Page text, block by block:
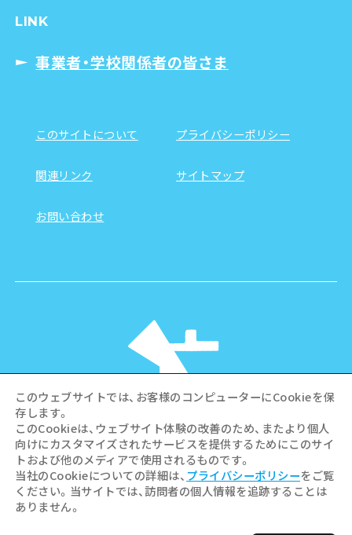
LINK
事業者・学校関係者の皆さま
このサイトについて プライバシーポリシー
関連リンク サイトマップ
お問い合わせ
©Hiroshima Tourism Association /
Hiroshima Prefecture / Hiroshima City .
All rights reserved
このウェブサイトでは、お客様のコンピューターにCookieを保
存します。
このCookieは、ウェブサイト体験の改善のため、またより個人
向けにカスタマイズされたサービスを提供するためにこのサイ
トおよび他のメディアで使用されるものです。
当社のCookieについての詳細は、 プライバシーポリシーをご覧
ください。当サイトでは、訪問者の個人情報を追跡することは
ありません。